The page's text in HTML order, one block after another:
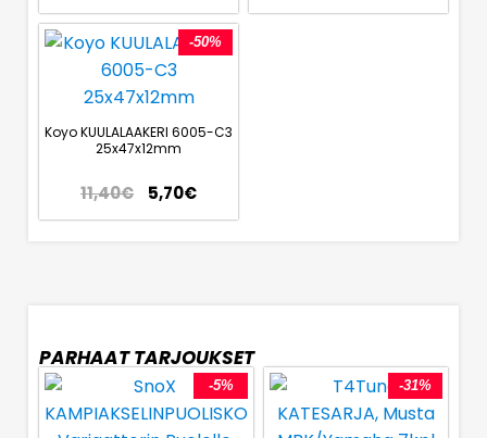
-50%
Koyo KUULALAAKERI 6005-C3
25x47x12mm
11,40€ 5,70€
PARHAAT TARJOUKSET
-5% -31%